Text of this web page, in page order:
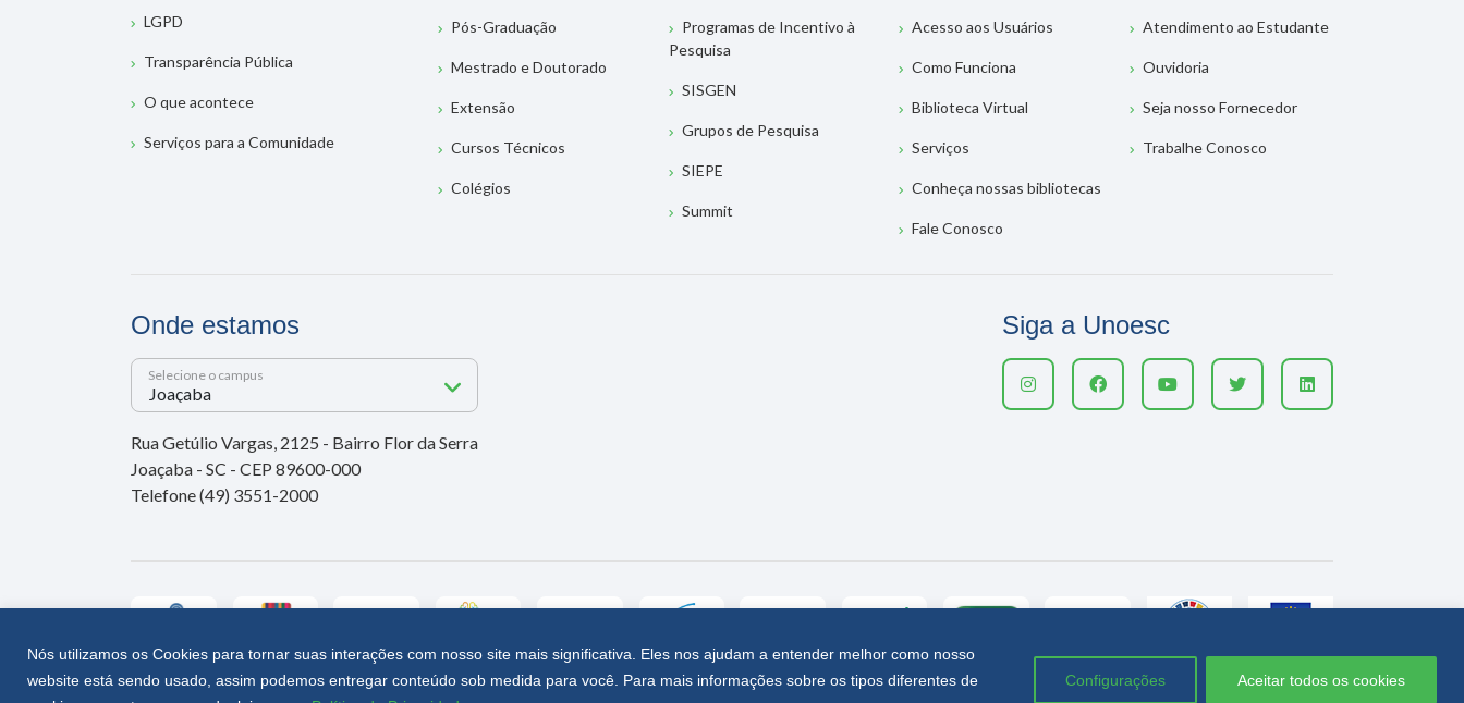
Nós utilizamos os Cookies para tornar suas interações com nosso site mais significativa. Eles nos ajudam a entender melhor como nosso
website está sendo usado, assim podemos entregar conteúdo sob medida para você. Para mais informações sobre os tipos diferentes de
Configurações Aceitar todos os cookies
LGPD
Transparência Pública
O que acontece
Serviços para a Comunidade
Pós-Graduação
Mestrado e Doutorado
Extensão
Cursos Técnicos
Colégios
Programas de Incentivo à
Pesquisa
SISGEN
Grupos de Pesquisa
SIEPE
Summit
Acesso aos Usuários
Como Funciona
Biblioteca Virtual
Serviços
Conheça nossas bibliotecas
Fale Conosco
Atendimento ao Estudante
Ouvidoria
Seja nosso Fornecedor
Trabalhe Conosco
Onde estamos
Selecione o campus
Rua Getúlio Vargas, 2125 - Bairro Flor da Serra
Joaçaba - SC - CEP 89600-000
Telefone (49) 3551-2000
Siga a Unoesc
Unoesc © 2026 - Todos os direitos reservados Política de privacidade